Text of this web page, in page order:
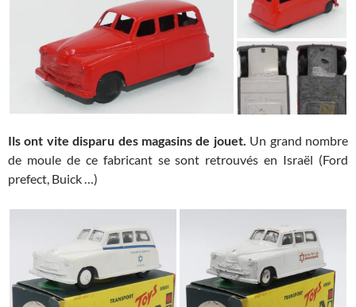
Ils ont vite disparu des magasins de jouet. Un grand nombre
de moule de ce fabricant se sont retrouvés en Israël (Ford
prefect, Buick …)